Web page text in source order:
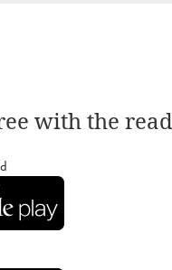
with the